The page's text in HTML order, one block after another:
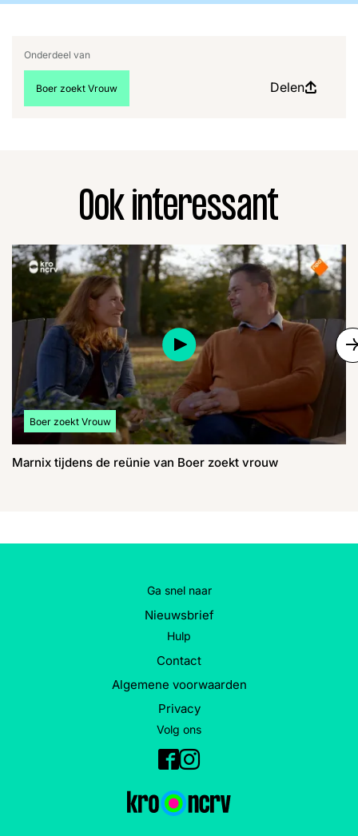
Onderdeel van
Bekijk meer artikelen over:
Boer zoekt Vrouw Delen
Ook interessant
Bekijk meer artikelen over:
Boer zoekt Vrouw
Marnix tijdens de reünie van Boer zoekt vrouw
Ga snel naar
Nieuwsbrief
Hulp
Contact
Algemene voorwaarden
Privacy
Volg ons
Facebook
Instagram